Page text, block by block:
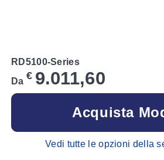
RD5100-Series
Da € 9.011,60
Acquista
Vedi tutte le opzioni della